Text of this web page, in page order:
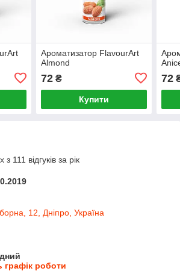
Ароматизатор FlavourArt
Almond
72₴
Купити
72
111 відгуків за рік
12, Дніпро, Україна
графік роботи